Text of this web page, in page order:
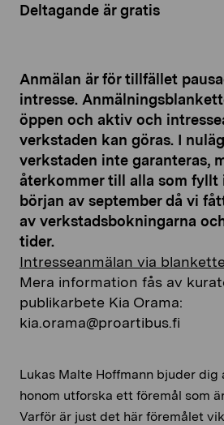
Deltagande är gratis
Anmälan är för tillfället
intresse.
öppen och aktiv och
verkstaden kan göras. I
verkstaden inte garanteras,
återkommer till alla som fyllt
början av september då vi
av verkstadsbokningarna
tider.
Intresseanmälan via
Mera information fås av
publikarbete Kia Orama:
kia.orama@proartibus.fi
Lukas Malte Hoffmann bjuder
honom utforska ett föremål som
Varför är just det här föremålet